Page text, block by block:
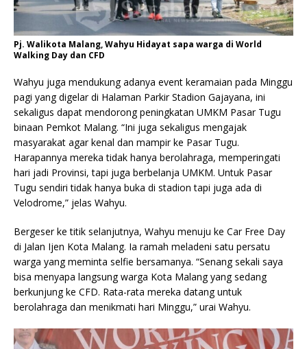
Pj. Walikota Malang, Wahyu Hidayat sapa warga di World
Walking Day dan CFD
Wahyu juga mendukung adanya event keramaian pada Minggu
pagi yang digelar di Halaman Parkir Stadion Gajayana, ini
sekaligus dapat mendorong peningkatan UMKM Pasar Tugu
binaan Pemkot Malang. “Ini juga sekaligus mengajak
masyarakat agar kenal dan mampir ke Pasar Tugu.
Harapannya mereka tidak hanya berolahraga, memperingati
hari jadi Provinsi, tapi juga berbelanja UMKM. Untuk Pasar
Tugu sendiri tidak hanya buka di stadion tapi juga ada di
Velodrome,” jelas Wahyu.
Bergeser ke titik selanjutnya, Wahyu menuju ke Car Free Day
di Jalan Ijen Kota Malang. Ia ramah meladeni satu persatu
warga yang meminta selfie bersamanya. “Senang sekali saya
bisa menyapa langsung warga Kota Malang yang sedang
berkunjung ke CFD. Rata-rata mereka datang untuk
berolahraga dan menikmati hari Minggu,” urai Wahyu.